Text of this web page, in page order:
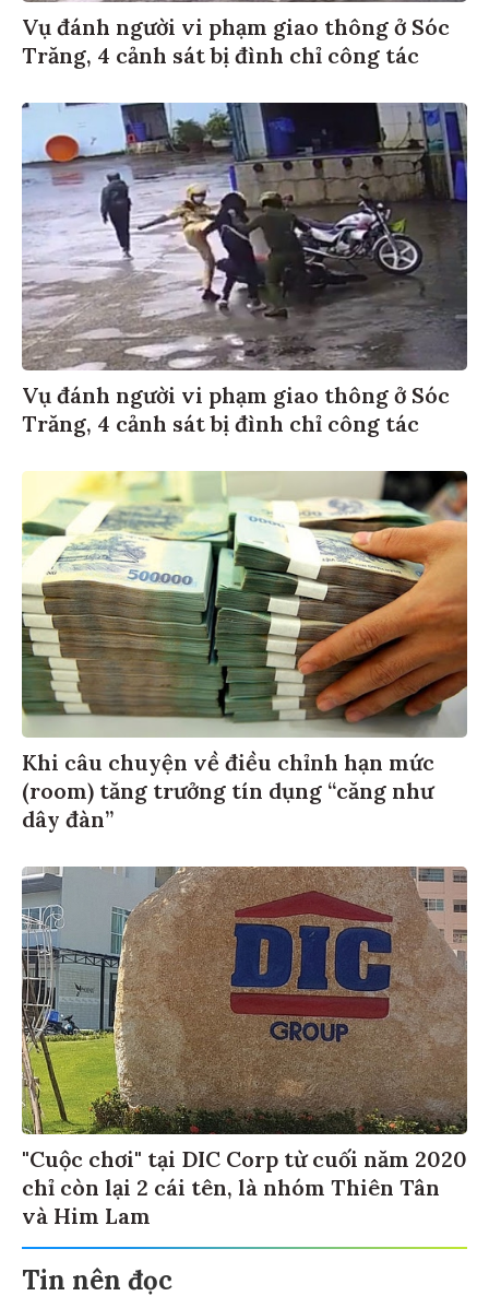
Vụ đánh người vi phạm giao thông ở Sóc
Trăng, 4 cảnh sát bị đình chỉ công tác
Vụ đánh người vi phạm giao thông ở Sóc
Trăng, 4 cảnh sát bị đình chỉ công tác
Khi câu chuyện về điều chỉnh hạn mức
(room) tăng trưởng tín dụng “căng như
dây đàn”
"Cuộc chơi" tại DIC Corp từ cuối năm 2020
chỉ còn lại 2 cái tên, là nhóm Thiên Tân
và Him Lam
Tin nên đọc